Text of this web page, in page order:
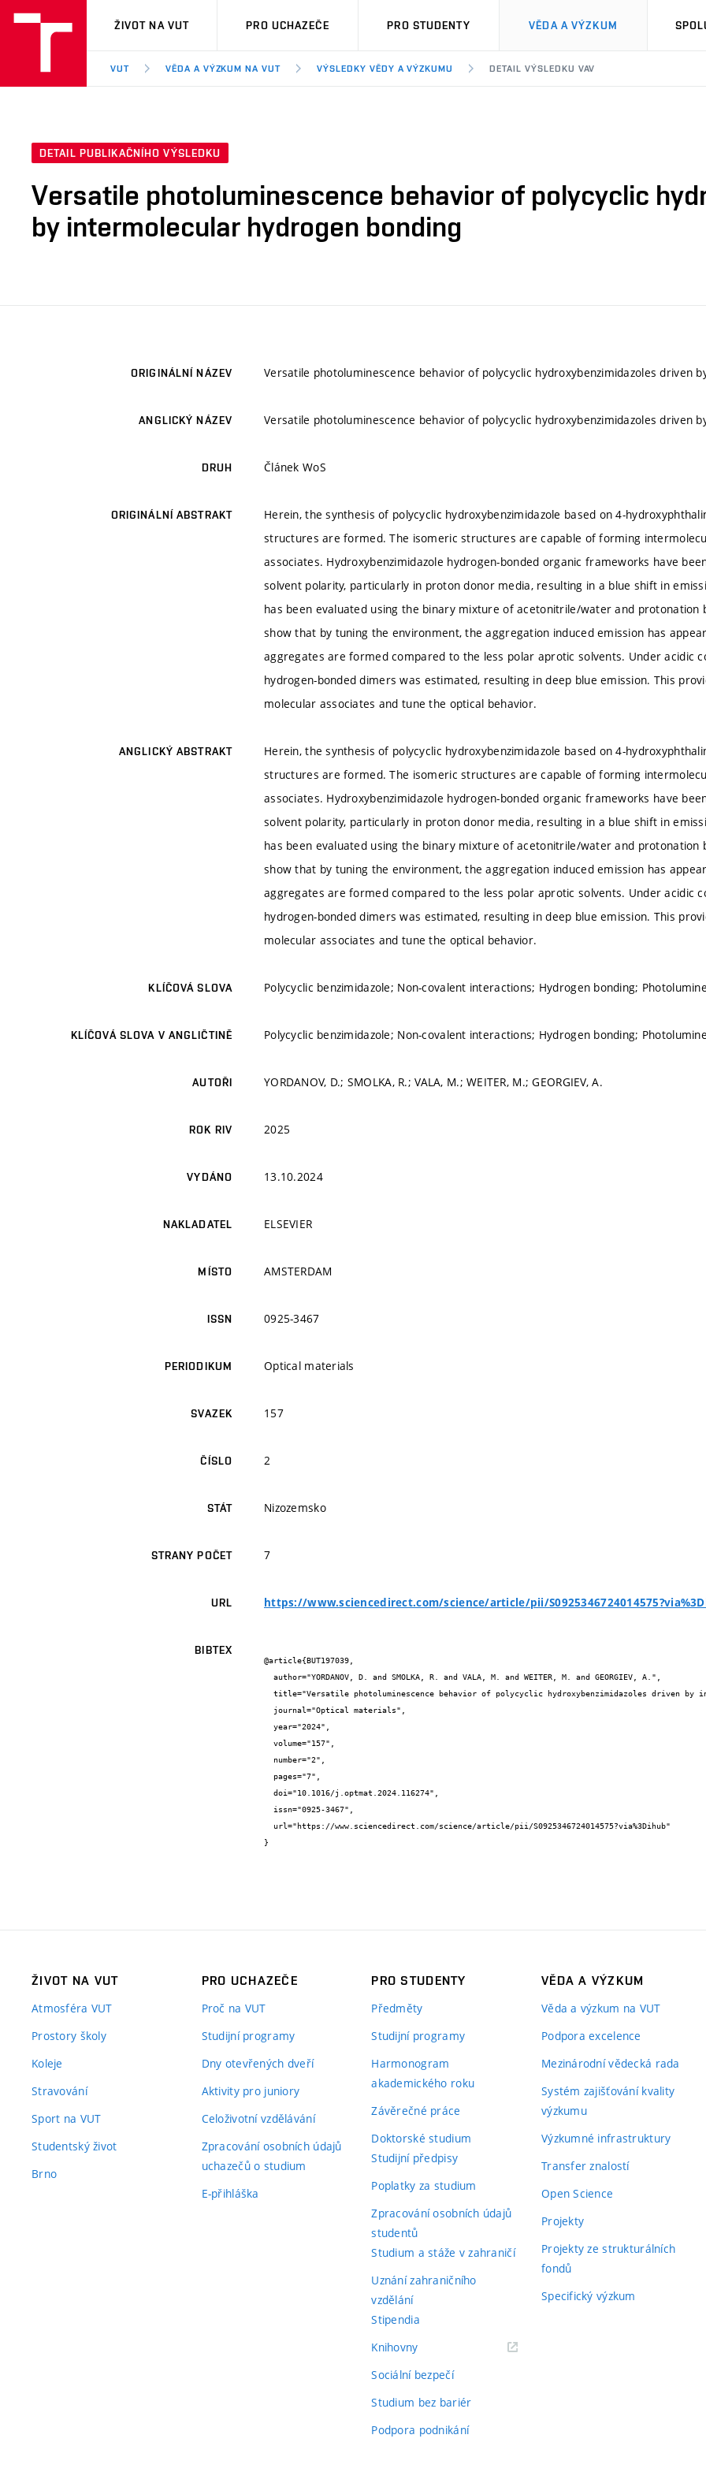
VUT
ŽIVOT NA VUT PRO UCHAZEČE PRO STUDENTY VĚDA A VÝZKUM
VUT VĚDA A VÝZKUM NA VUT VÝSLEDKY VĚDY A VÝZKUMU DETAIL VÝSLEDKU VAV
DETAIL PUBLIKAČNÍHO VÝSLEDKU
Versatile photoluminescence behavior of polycyclic
by intermolecular hydrogen bonding
ORIGINÁLNÍ NÁZEV Versatile photoluminescence behavior of polycyclic hydroxybenzimidazoles driven
ANGLICKÝ NÁZEV Versatile photoluminescence behavior of polycyclic hydroxybenzimidazoles driven
DRUH Článek WoS
ORIGINÁLNÍ ABSTRAKT
Herein, the synthesis of polycyclic hydroxybenzimidazole based on 4-
structures are formed. The isomeric structures are capable of forming
associates. Hydroxybenzimidazole hydrogen-bonded organic frameworks have
solvent polarity, particularly in proton donor media, resulting in a blue shift in
has been evaluated using the binary mixture of acetonitrile/water and protonation
show that by tuning the environment, the aggregation induced emission has
aggregates are formed compared to the less polar aprotic solvents. Under acidic
hydrogen-bonded dimers was estimated, resulting in deep blue emission. This
molecular associates and tune the optical behavior.
ANGLICKÝ ABSTRAKT
Herein, the synthesis of polycyclic hydroxybenzimidazole based on 4-
structures are formed. The isomeric structures are capable of forming
associates. Hydroxybenzimidazole hydrogen-bonded organic frameworks have
solvent polarity, particularly in proton donor media, resulting in a blue shift in
has been evaluated using the binary mixture of acetonitrile/water and protonation
show that by tuning the environment, the aggregation induced emission has
aggregates are formed compared to the less polar aprotic solvents. Under acidic
hydrogen-bonded dimers was estimated, resulting in deep blue emission. This
molecular associates and tune the optical behavior.
KLÍČOVÁ SLOVA Polycyclic benzimidazole; Non-covalent interactions; Hydrogen bonding;
KLÍČOVÁ SLOVA V ANGLIČTINĚ Polycyclic benzimidazole; Non-covalent interactions; Hydrogen bonding;
AUTOŘI YORDANOV, D.; SMOLKA, R.; VALA, M.; WEITER, M.; GEORGIEV, A.
ROK RIV 2025
VYDÁNO 13.10.2024
NAKLADATEL ELSEVIER
MÍSTO AMSTERDAM
ISSN 0925-3467
PERIODIKUM Optical materials
SVAZEK 157
ČÍSLO 2
STÁT Nizozemsko
STRANY POČET 7
URL https://www.sciencedirect.com/science/article/pii/
BIBTEX
@article{BUT197039,
}
ŽIVOT NA VUT
Atmosféra VUT
Prostory školy
Koleje
Stravování
Sport na VUT
Studentský život
Brno
PRO UCHAZEČE
Proč na VUT
Studijní programy
Dny otevřených dveří
Aktivity pro juniory
Celoživotní vzdělávání
Zpracování osobních údajů
uchazečů o studium
E-přihláška
PRO STUDENTY
Předměty
Studijní programy
Harmonogram
akademického roku
Závěrečné práce
Doktorské studium
Studijní předpisy
Poplatky za studium
Zpracování osobních údajů
studentů
Studium a stáže v zahraničí
Uznání zahraničního
vzdělání
Stipendia
Knihovny(externí
Sociální bezpečí
Studium bez bariér
Podpora podnikání
VĚDA A VÝZKUM
Věda a výzkum na VUT
Podpora excelence
Mezinárodní vědecká rada
Systém zajišťování kvality
výzkumu
Výzkumné infrastruktury
Transfer znalostí
Open Science
Projekty
Projekty ze strukturálních
fondů
Specifický výzkum